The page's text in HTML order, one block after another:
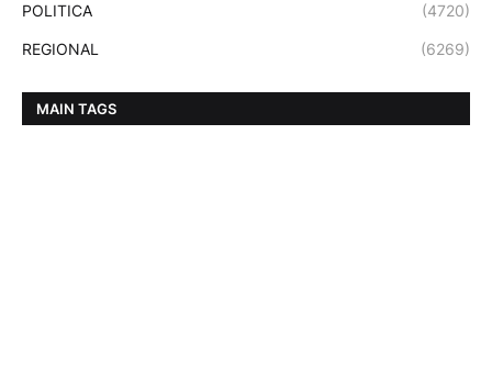
POLITICA (4720)
REGIONAL (6269)
MAIN TAGS